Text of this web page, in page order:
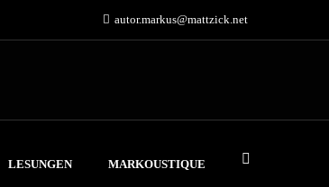
autor.markus@mattzick.net
LESUNGEN MARKOUSTIQUE